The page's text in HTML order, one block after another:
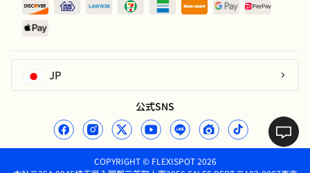
JP
公式SNS
COPYRIGHT © FLEXISPOT 2026